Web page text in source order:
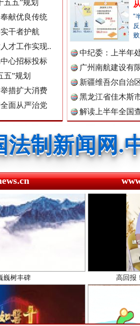
五五”规划
献优良传统
干者护航
才工作实现..
心招标投标
五”规划
措扩大消费
面从严治党
"
中纪委：上半年
广州南航建设有
新疆维吾尔自治
黑龙江省佳木斯
解读上半年全国
公民新闻网.
公共新闻网.
法制新闻网.
法治新闻网.
法院新闻网.
检察新闻网.
医药新闻网.
匿收入偷税被查处..
巍树丰碑 高回